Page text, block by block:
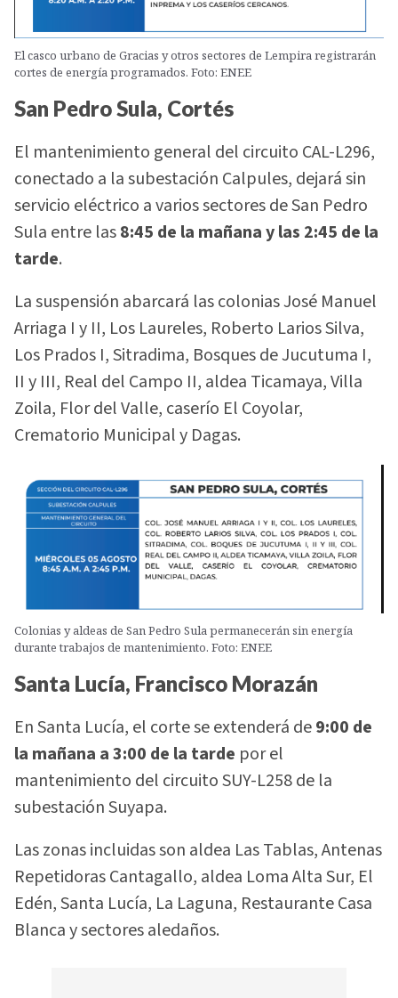
El casco urbano de Gracias y otros sectores de Lempira registrarán
cortes de energía programados. Foto: ENEE
San Pedro Sula, Cortés
El mantenimiento general del circuito CAL-L296,
conectado a la subestación Calpules, dejará sin
servicio eléctrico a varios sectores de San Pedro
Sula entre las8:45 de la mañana y las 2:45 de la
tarde.
La suspensión abarcará las colonias José Manuel
Arriaga I y II, Los Laureles, Roberto Larios Silva,
Los Prados I, Sitradima, Bosques de Jucutuma I,
II y III, Real del Campo II, aldea Ticamaya, Villa
Zoila, Flor del Valle, caserío El Coyolar,
Crematorio Municipal y Dagas.
Colonias y aldeas de San Pedro Sula permanecerán sin energía
durante trabajos de mantenimiento. Foto: ENEE
Santa Lucía, Francisco Morazán
En Santa Lucía, el corte se extenderá de9:00 de
la mañana a 3:00 de la tarde por el
mantenimiento del circuito SUY-L258 de la
subestación Suyapa.
Las zonas incluidas son aldea Las Tablas, Antenas
Repetidoras Cantagallo, aldea Loma Alta Sur, El
Edén, Santa Lucía, La Laguna, Restaurante Casa
Blanca y sectores aledaños.